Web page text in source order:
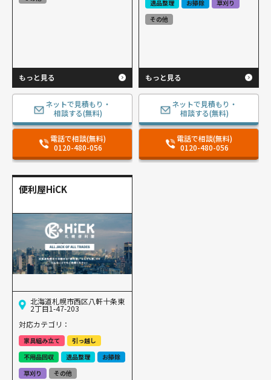
もっと見る
ネットで見積もり・
相談する(無料)
電話で相談(無料)
0120-480-056
遺品整理
お掃除
草刈り
その他
もっと見る
ネットで見積もり・
相談する(無料)
電話で相談(無料)
0120-480-056
便利屋HiCK
北海道札幌市西区八軒十条東
2丁目1-47-203
対応カテゴリ：
家具組み立て
引っ越し
不用品回収
遺品整理
お掃除
草刈り
その他